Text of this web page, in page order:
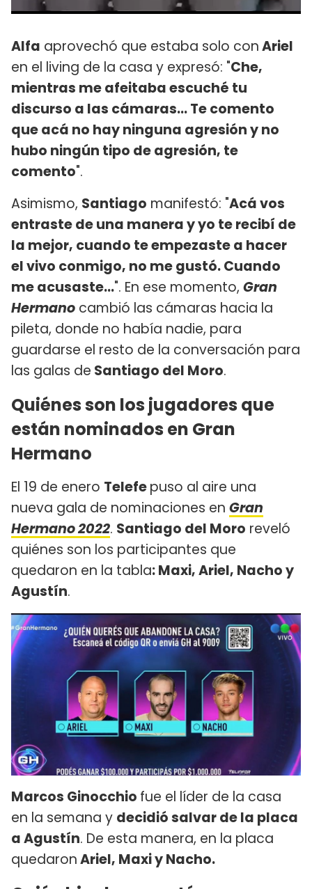
Alfa aprovechó que estaba solo conAriel
en el living de la casa y expresó: "Che,
mientras me afeitaba escuché tu
discurso a las cámaras... Te comento
que acá no hay ninguna agresión y no
hubo ningún tipo de agresión, te
comento".
Asimismo, Santiago manifestó: "Acá vos
entraste de una manera y yo te recibí de
la mejor, cuando te empezaste a hacer
el vivo conmigo, no me gustó. Cuando
me acusaste...". En ese momento, Gran
Hermano cambió las cámaras hacia la
pileta, donde no había nadie, para
guardarse el resto de la conversación para
las galas de Santiago del Moro.
Quiénes son los jugadores que
están nominados en Gran
Hermano
El 19 de enero Telefepuso al aire una
nueva gala de nominaciones en Gran
Hermano 2022. Santiago del Moro reveló
quiénes son los participantes que
quedaron en la tabla: Maxi, Ariel, Nacho y
Agustín.
Marcos Ginocchio fue el líder de la casa
en la semana y decidió salvar de la placa
a Agustín. De esta manera, en la placa
quedaronAriel, Maxi y Nacho.